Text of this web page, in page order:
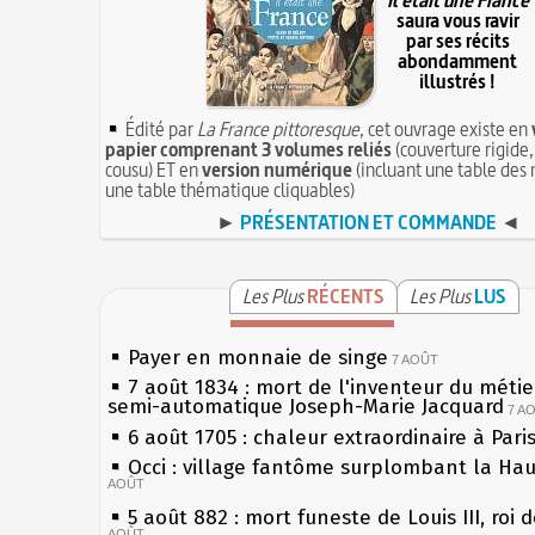
saura vous ravir
par ses récits
abondamment
illustrés !
Édité parLa France pittoresque, cet ouvrage existe en
papier comprenant 3 volumes reliés(couverture
cousu) ET enversion numérique(incluant une table des
une table thématique cliquables)
► PRÉSENTATION ET COMMANDE ◄
Les PlusRÉCENTS Les PlusLUS
Payer en monnaie de singe 7 AOÛT
7 août 1834 : mort de l'inventeur du
semi-automatique Joseph-Marie Jacquard 7
6 août 1705 : chaleur extraordinaire à Paris
Occi : village fantôme surplombant la
AOÛT
5 août 882 : mort funeste de Louis III, roi